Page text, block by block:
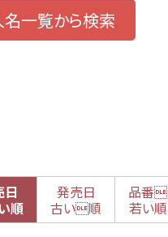
名一覧から検索
日
順
発売日
古い順
品番
若い順